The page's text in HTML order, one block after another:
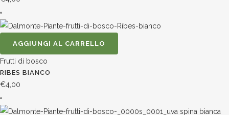
AGGIUNGI AL CARRELLO
Frutti di bosco
RIBES BIANCO
€4,00